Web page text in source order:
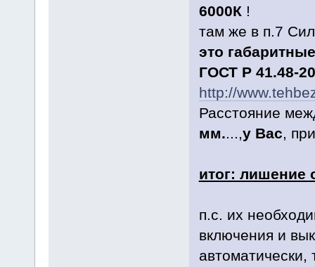
6000К !
там же в п.7
это габаритные
ГОСТ Р 41.48-
http://
Расстояние
мм....,у Вас,
итог: лишение
п.с. их
включения и
автоматически,